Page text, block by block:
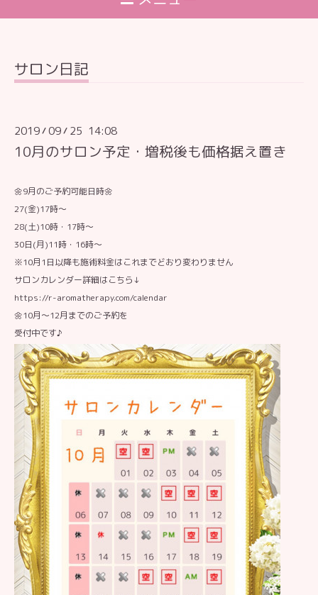
サロン日記
2019/09/ 25 14:08
10月のサロン予定・増税後も価格据え置き
🌼9月のご予約可能日時🌼
27(金)17時〜
28(土)10時・17時〜
30日(月)11時・16時〜
※10月1日以降も施術料金はこれまでどおり変わりません
サロンカレンダー詳細はこちら↓
https://r-aromatherapy.com/calendar
🌼10月〜12月までのご予約を
受付中です♪